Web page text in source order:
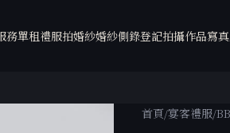
務單租禮服拍婚紗婚紗側錄登記拍攝作品寫
首頁 宴客禮服